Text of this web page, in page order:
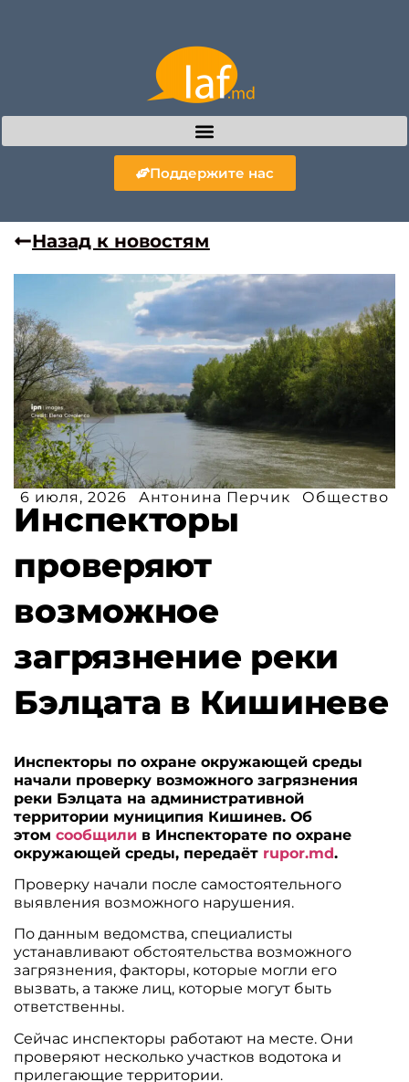
Поддержите нас
Назад к новостям
6 июля, 2026 Антонина Перчик Общество
Инспекторы
проверяют
возможное
загрязнение реки
Бэлцата в Кишиневе
Инспекторы по охране окружающей среды
начали проверку возможного загрязнения
реки Бэлцата на административной
территории муниципия Кишинев. Об
этомсообщили в Инспекторате по охране
окружающей среды, передаёт rupor.md.
Проверку начали после самостоятельного
выявления возможного нарушения.
По данным ведомства, специалисты
устанавливают обстоятельства возможного
загрязнения, факторы, которые могли его
вызвать, а также лиц, которые могут быть
ответственны.
Сейчас инспекторы работают на месте. Они
проверяют несколько участков водотока и
прилегающие территории.